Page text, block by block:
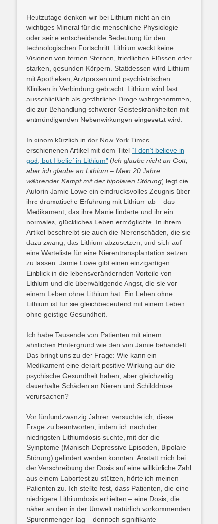
Heutzutage denken wir bei Lithium nicht an ein
wichtiges Mineral für die menschliche Physiologie
oder seine entscheidende Bedeutung für den
technologischen Fortschritt. Lithium weckt keine
Visionen von fernen Sternen, friedlichen Flüssen oder
starken, gesunden Körpern. Stattdessen wird Lithium
mit Apotheken, Arztpraxen und psychiatrischen
Kliniken in Verbindung gebracht. Lithium wird fast
ausschließlich als gefährliche Droge wahrgenommen,
die zur Behandlung schwerer Geisteskrankheiten mit
entmündigenden Nebenwirkungen eingesetzt wird.
In einem kürzlich in der New York Times
erschienenen Artikel mit dem Titel “I don’t believe in
god, but I belief in Lithium” (Ich glaube nicht an Gott,
aber ich glaube an Lithium – Mein 20 Jahre
währender Kampf mit der bipolaren Störung) legt die
Autorin Jamie Lowe ein eindrucksvolles Zeugnis über
ihre dramatische Erfahrung mit Lithium ab – das
Medikament, das ihre Manie linderte und ihr ein
normales, glückliches Leben ermöglichte. In ihrem
Artikel beschreibt sie auch die Nierenschäden, die sie
dazu zwang, das Lithium abzusetzen, und sich auf
eine Warteliste für eine Nierentransplantation setzen
zu lassen. Jamie Lowe gibt einen einzigartigen
Einblick in die lebensverändernden Vorteile von
Lithium und die überwältigende Angst, die sie vor
einem Leben ohne Lithium hat. Ein Leben ohne
Lithium ist für sie gleichbedeutend mit einem Leben
ohne geistige Gesundheit.
Ich habe Tausende von Patienten mit einem
ähnlichen Hintergrund wie den von Jamie behandelt.
Das bringt uns zu der Frage: Wie kann ein
Medikament eine derart positive Wirkung auf die
psychische Gesundheit haben, aber gleichzeitig
dauerhafte Schäden an Nieren und Schilddrüse
verursachen?
Vor fünfundzwanzig Jahren versuchte ich, diese
Frage zu beantworten, indem ich nach der
niedrigsten Lithiumdosis suchte, mit der die
Symptome (Manisch-Depressive Episoden, Bipolare
Störung) gelindert werden konnten. Anstatt mich bei
der Verschreibung der Dosis auf eine willkürliche Zahl
aus einem Labortest zu stützen, hörte ich meinen
Patienten zu. Ich stellte fest, dass Patienten, die eine
niedrigere Lithiumdosis erhielten – eine Dosis, die
näher an den in der Umwelt natürlich vorkommenden
Spurenmengen lag – dennoch signifikante